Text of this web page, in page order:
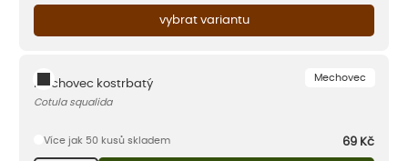
vybrat variantu
Mechovec
Mechovec kostrbatý
Cotula squalida
Více jak 50 kusů skladem 69 Kč